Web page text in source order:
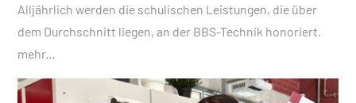
Alljährlich werden die schulischen Leistungen, die über
dem Durchschnitt liegen, an der BBS-Technik honoriert.
mehr...